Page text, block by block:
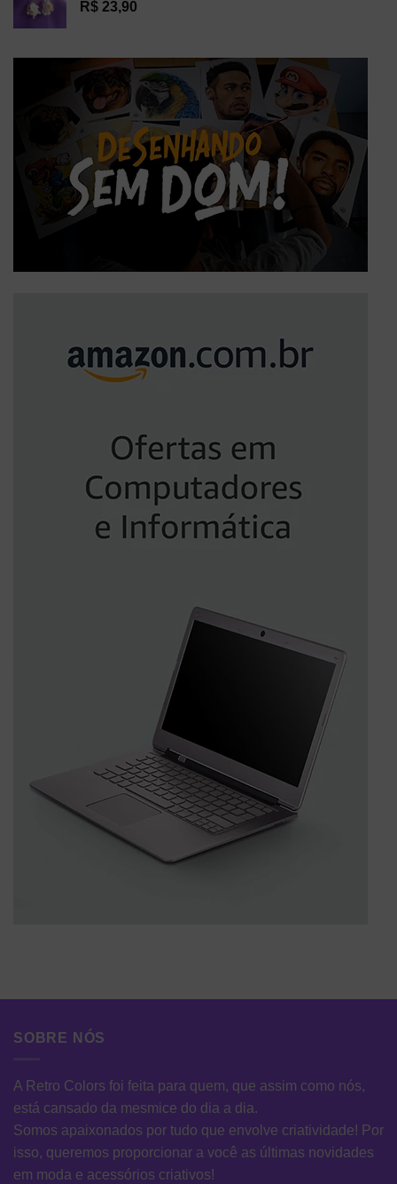
R$ 23,90
SOBRE NÓS
A Retro Colors foi feita para quem, que assim como nós,
está cansado da mesmice do dia a dia.
Somos apaixonados por tudo que envolve criatividade! Por
isso, queremos proporcionar a você as últimas novidades
em moda e acessórios criativos!